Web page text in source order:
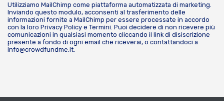
Utilizziamo MailChimp come piattaforma automatizzata di marketing.
Inviando questo modulo, acconsenti al trasferimento delle
informazioni fornite a MailChimp per essere processate in accordo
con la loro Privacy Policy e Termini . Puoi decidere di non ricevere più
comunicazioni in qualsiasi momento cliccando il link di disiscrizione
presente a fondo di ogni email che riceverai, o contattandoci a
info@crowdfundme.it